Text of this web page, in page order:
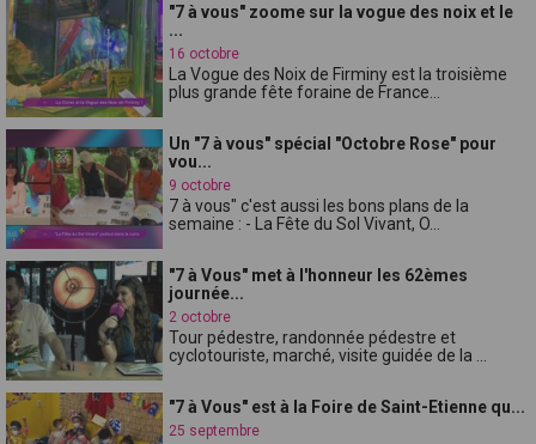
"7 à vous" zoome sur la vogue des noix et le
...
16 octobre
La Vogue des Noix de Firminy est la troisième
plus grande fête foraine de France...
Un "7 à vous" spécial "Octobre Rose" pour
vou...
9 octobre
7 à vous" c'est aussi les bons plans de la
semaine : - La Fête du Sol Vivant, O...
"7 à Vous" met à l'honneur les 62èmes
journée...
2 octobre
Tour pédestre, randonnée pédestre et
cyclotouriste, marché, visite guidée de la ...
"7 à Vous" est à la Foire de Saint-Etienne qu...
25 septembre